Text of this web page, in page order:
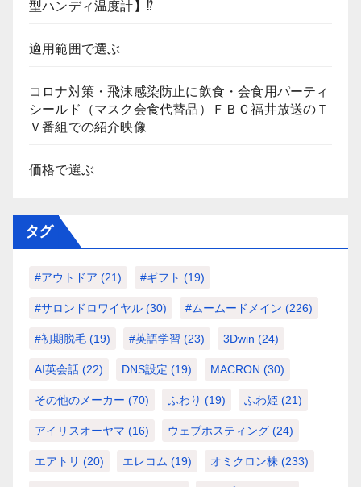
型ハンディ温度計】⁉
適用範囲で選ぶ
コロナ対策・飛沫感染防止に飲食・会食用パーティ
シールド（マスク会食代替品）ＦＢＣ福井放送のＴ
Ｖ番組での紹介映像
価格で選ぶ
タグ
#アウトドア (21) #ギフト (19)
#サロンドロワイヤル (30) #ムームードメイン (226)
#初期脱毛 (19) #英語学習 (23) 3Dwin (24)
AI英会話 (22) DNS設定 (19) MACRON (30)
その他のメーカー (70) ふわり (19) ふわ姫 (21)
アイリスオーヤマ (16) ウェブホスティング (24)
エアトリ (20) エレコム (19) オミクロン株 (233)